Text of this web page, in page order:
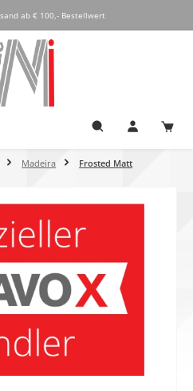
ab € 100,- Bestellwert
Madeira Frosted Matt